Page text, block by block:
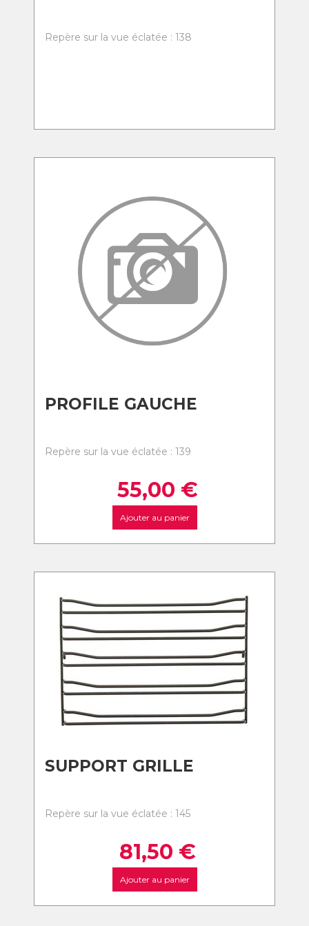
Repère sur la vue éclatée : 138
PROFILE GAUCHE
Repère sur la vue éclatée : 139
55,00 €
Ajouter au panier
SUPPORT GRILLE
Repère sur la vue éclatée : 145
81,50 €
Ajouter au panier